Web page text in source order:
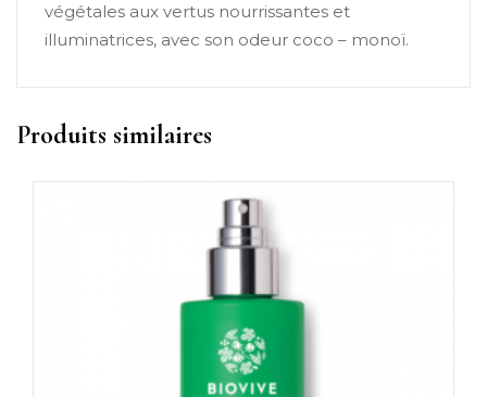
végétales aux vertus nourrissantes et
illuminatrices, avec son odeur coco – monoï.
Produits similaires